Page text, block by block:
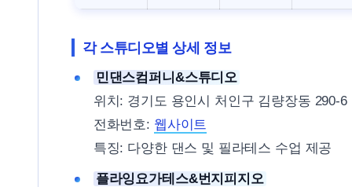
각 스튜디오별 상세 정보
민댄스컴퍼니&스튜디오
위치: 경기도 용인시 처인구 김량장동 290-6
전화번호: 웹사이트
특징: 다양한 댄스 및 필라테스 수업 제공
플라잉요가테스&번지피지오